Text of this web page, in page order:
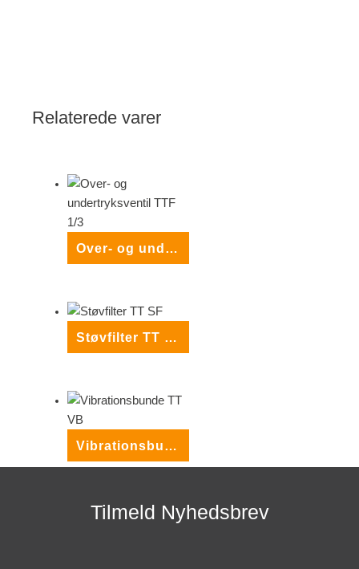
Relaterede varer
Støvfilter TT SF
Vibrationsbunde TT VB
Tilmeld Nyhedsbrev